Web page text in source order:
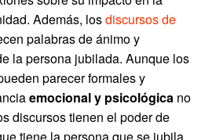
Además, losdiscursos de
palabras de ánimo y
la persona jubilada. Aunque los
parecer formales y
emocional y psicológica no
discursos tienen el poder de